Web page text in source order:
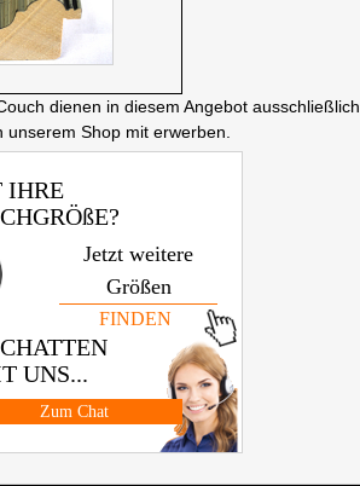
dienen in diesem Angebot ausschließlich
Shop mit erwerben.
IHRE
Jetzt weitere
Größen
FINDEN
UNS...
Zum Chat